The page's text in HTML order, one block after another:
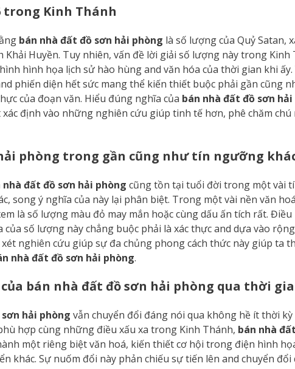
trong Kinh Thánh
bán nhà đất đồ sơn hải phòng là số lượng của Quỷ Satan,
Huyền. Tuy nhiên, vấn đề lời giải số lượng này trong Kinh
hình họa lịch sử hào hùng and văn hóa của thời gian khi ấy.
phiến diện hết sức mang thể kiến thiết buộc phải gần cũng
của đoạn văn. Hiểu đúng nghĩa của bán nhà đất đồ sơn
định vào những nghiên cứu giúp tinh tế hơn, phê chăm chú
phòng trong gần cũng như tín ngưỡng
nhà đất đồ sơn hải phòng cũng tồn tại tuổi đời trong một vài
song ý nghĩa của này lại phân biệt. Trong một vài nền văn
là số lượng màu đỏ may mắn hoặc cùng dấu ấn tích rất. Điều
số lượng này chẳng buộc phải là xác thực and dựa vào
nghiên cứu giúp sự đa chủng phong cách thức này giúp ta
nhà đất đồ sơn hải phòng.
bán nhà đất đồ sơn hải phòng qua thời
hải phòng vẫn chuyển đổi đáng nói qua không hề ít thời
hợp cùng những điều xấu xa trong Kinh Thánh, bán nhà
một riêng biệt văn hoá, kiến thiết cơ hội trong điện hình
khác. Sự nuốm đổi này phản chiếu sự tiến lên and chuyển đổi